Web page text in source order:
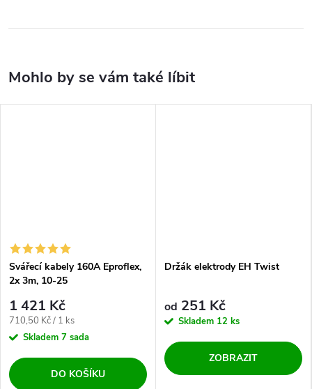
Svářecí kabely 160A Eproflex,
2x 3m, 10-25
1 421 Kč
Měrná cena:
710,50 Kč / 1 ks
Skladem 7 sada
DO KOŠÍKU
Držák elektrody EH Twist
od 251 Kč
Skladem 12 ks
ZOBRAZIT